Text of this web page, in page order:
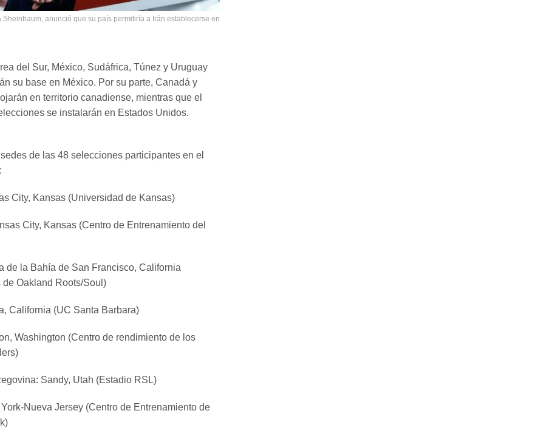
anunció que su país permitiría a Irán establecerse en
del Sur, México, Sudáfrica, Túnez y Uruguay
su base en México. Por su parte, Canadá y
en territorio canadiense, mientras que el
se instalarán en Estados Unidos.
de las 48 selecciones participantes en el
City, Kansas (Universidad de Kansas)
City, Kansas (Centro de Entrenamiento del
de la Bahía de San Francisco, California
de Oakland Roots/Soul)
California (UC Santa Barbara)
Washington (Centro de rendimiento de los
Sandy, Utah (Estadio RSL)
Nueva Jersey (Centro de Entrenamiento de